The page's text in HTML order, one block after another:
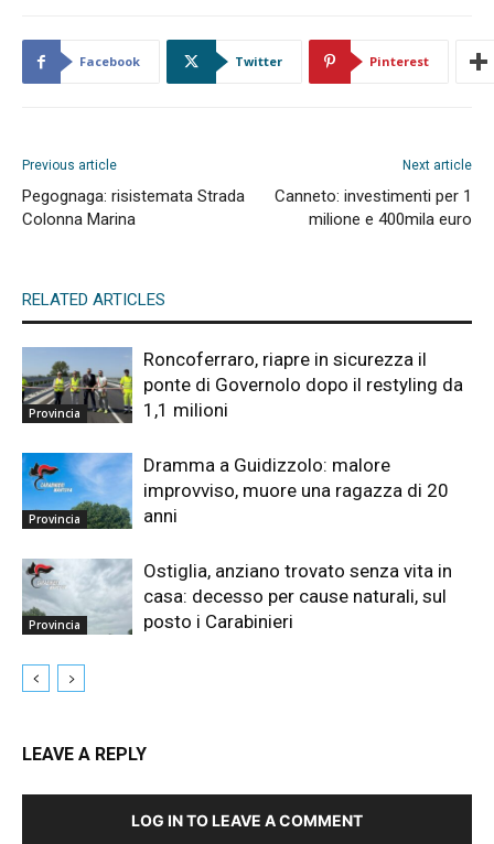
Facebook Twitter Pinterest
Previous article
Pegognaga: risistemata Strada
Colonna Marina
Next article
Canneto: investimenti per 1
milione e 400mila euro
RELATED ARTICLES
Provincia
Roncoferraro, riapre in sicurezza il
ponte di Governolo dopo il restyling da
1,1 milioni
Provincia
Dramma a Guidizzolo: malore
improvviso, muore una ragazza di 20
anni
Provincia
Ostiglia, anziano trovato senza vita in
casa: decesso per cause naturali, sul
posto i Carabinieri
LEAVE A REPLY
LOG IN TO LEAVE A COMMENT